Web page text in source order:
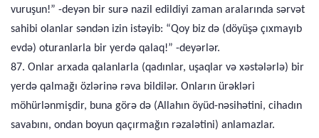
vuruşun!” -deyən bir surə nazil edildiyi zaman aralarında sərvət
sahibi olanlar səndən izin istəyib: “Qoy biz də (döyüşə çıxmayıb
evdə) oturanlarla bir yerdə qalaq!” -deyərlər.
87. Onlar arxada qalanlarla (qadınlar, uşaqlar və xəstələrlə) bir
yerdə qalmağı özlərinə rəva bildilər. Onların ürəkləri
möhürlənmişdir, buna görə də (Allahın öyüd-nəsihətini, cihadın
savabını, ondan boyun qaçırmağın rəzalətini) anlamazlar.